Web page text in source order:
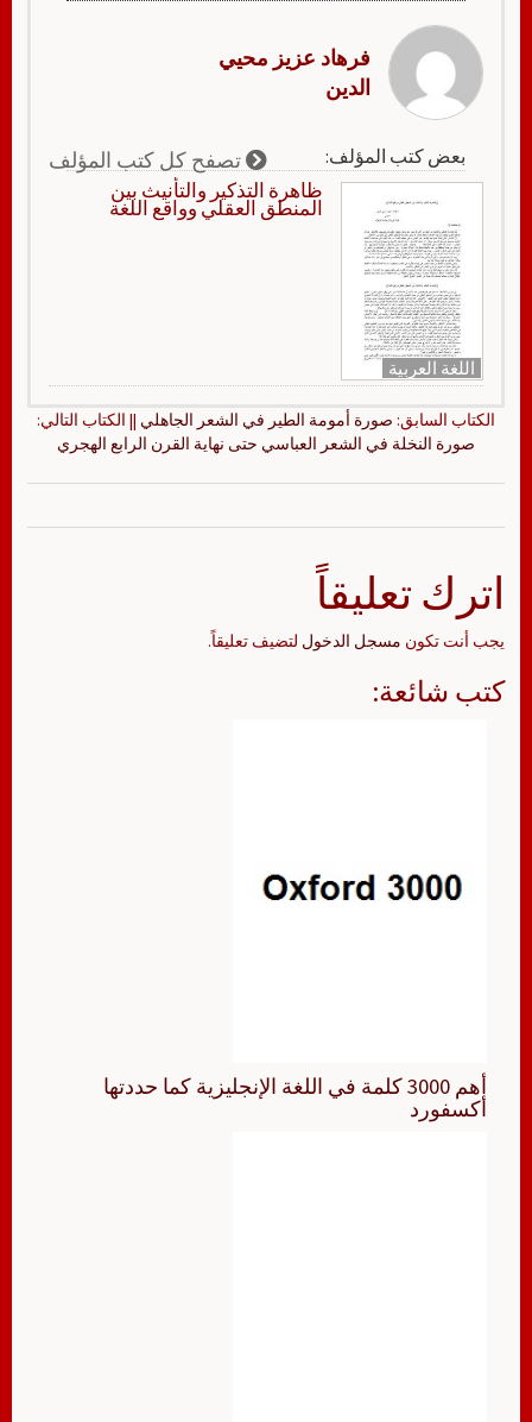
فرهاد عزيز محيي
الدين
بعض كتب المؤلف: تصفح كل كتب المؤلف
اللغة العربية
ظاهرة التذكير والتأنيث بين
المنطق العقلي وواقع اللغة
الكتاب السابق: صورة أمومة الطير في الشعر الجاهلي || الكتاب التالي:
صورة النخلة في الشعر العباسي حتى نهاية القرن الرابع الهجري
اترك تعليقاً
يجب أنت تكون مسجل الدخول لتضيف تعليقاً.
كتب شائعة:
أهم 3000 كلمة في اللغة الإنجليزية كما حددتها
أكسفورد